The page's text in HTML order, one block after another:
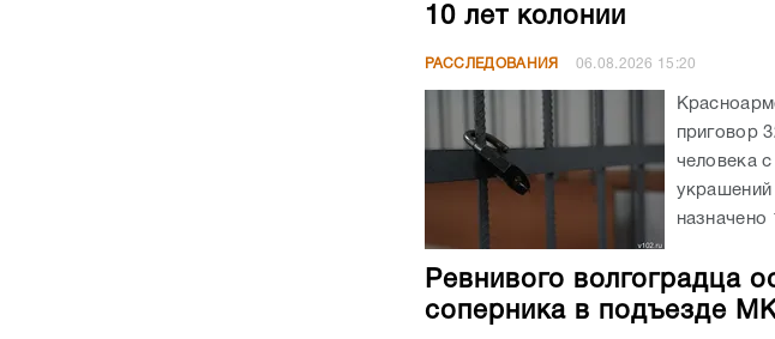
10 лет колонии
РАССЛЕДОВАНИЯ 06.08.2026 15:20
приговор
человека
украшений
назначено
Ревнивого волгоградца
соперника в подъезде